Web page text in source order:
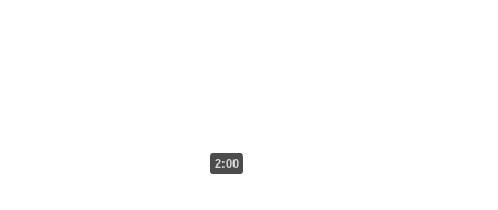
2:00